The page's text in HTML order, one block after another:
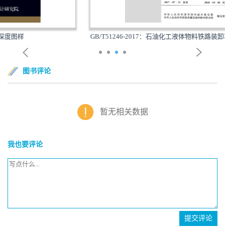
GB/T51246-2017：石油化工液体物料铁路装卸车设施设...
图书评论
暂无相关数据
我也要评论
提交评论